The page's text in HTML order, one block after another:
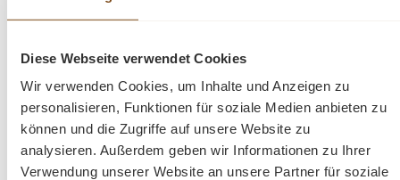
Diese Webseite verwendet Cookies
Wir verwenden Cookies, um Inhalte und Anzeigen zu
personalisieren, Funktionen für soziale Medien anbieten zu
können und die Zugriffe auf unsere Website zu
analysieren. Außerdem geben wir Informationen zu Ihrer
Verwendung unserer Website an unsere Partner für soziale
Abmessungen ca.: H/B/T: 70/180/40 cm
Stahlgestell
Venedig
Beistelltisch
recyceltem Teakholz, White Wash
Gewicht: 29 kg